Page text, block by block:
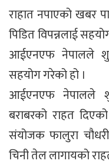
राहात नपाएको खबर
पिडित विपन्नलाई
आईएनएफ नेपालले
सहयोग गरेको हो ।
आईएनएफ नेपालले
बराबरको राहत
संयोजक फालुरा
चिनी तेल लागायको